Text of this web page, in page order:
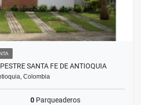
SANTA FE DE ANTIOQUIA
Colombia
0 Parqueaderos